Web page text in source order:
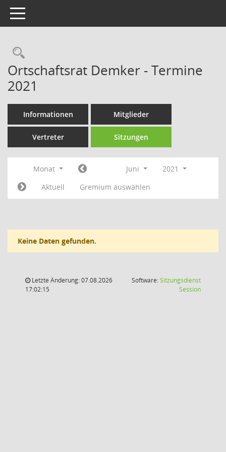
Toggle navigation
Rechercheauswahl
Ortschaftsrat Demker - Termine
2021
Informationen Mitglieder
Vertreter Sitzungen
Monat Juni
2021
Aktuell
Gremium auswählen
Keine Daten gefunden.
Letzte Änderung: 07.08.2026
17:02:15
Software:Sitzungsdienst
Session(Wird in